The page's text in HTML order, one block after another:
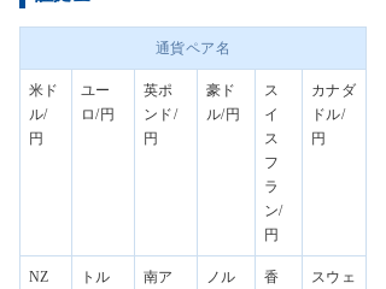
通貨ペア名
米ド
ル/
円
ユー
ロ/円
英ポ
ンド/
円
豪ド
ル/円
ス
イ
ス
フ
ラ
ン/
円
カナダ
ドル/
円
NZ
トル
南ア
ノル
香
スウェ